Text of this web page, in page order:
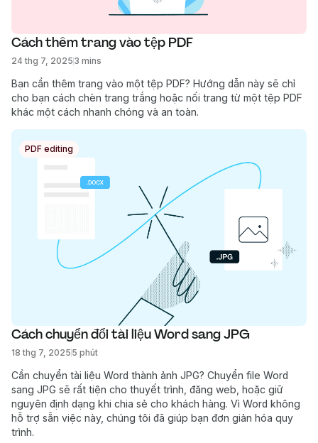
Cách thêm trang vào tệp PDF
24 thg 7, 2025 3 mins
Bạn cần thêm trang vào một tệp PDF? Hướng dẫn này sẽ chỉ
cho bạn cách chèn trang trắng hoặc nối trang từ một tệp PDF
khác một cách nhanh chóng và an toàn.
PDF editing
Cách chuyển đổi tài liệu Word sang JPG
18 thg 7, 2025 5 phút
Cần chuyển tài liệu Word thành ảnh JPG? Chuyển file Word
sang JPG sẽ rất tiện cho thuyết trình, đăng web, hoặc giữ
nguyên định dạng khi chia sẻ cho khách hàng. Vì Word không
hỗ trợ sẵn việc này, chúng tôi đã giúp bạn đơn giản hóa quy
trình.